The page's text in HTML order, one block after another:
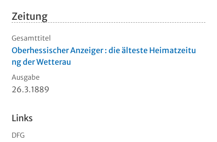
Zeitung
Gesamttitel
Oberhessischer Anzeiger : die älteste Heimatzeitu
ng der Wetterau
Ausgabe
26.3.1889
Links
DFG